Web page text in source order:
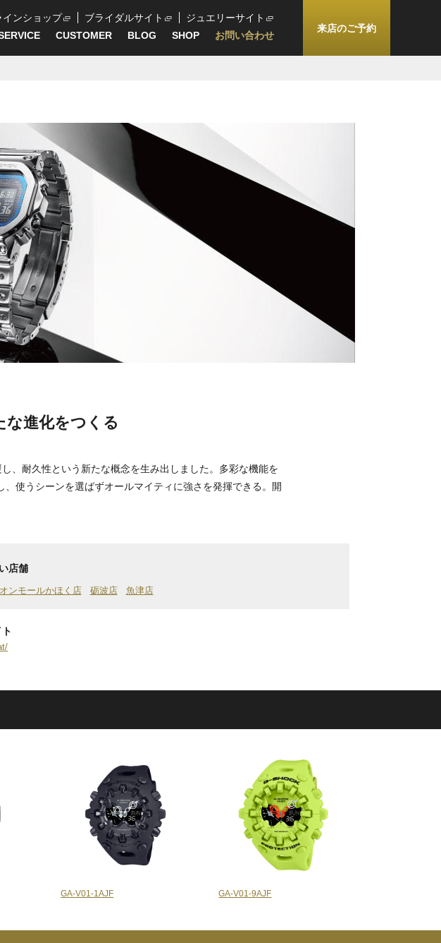
ンショップ ブライダルサイト
ジュエリーサイト
CUSTOMER BLOG SHOP お問い合わせ
来店のご予約
な進化をつくる
、耐久性という新たな概念を生み出しました。多彩な機能を
使うシーンを選ばずオールマイティに強さを発揮できる。開
店舗
ンモールかほく店 砺波店 魚津店
GA-V01-1AJF GA-V01-9AJF